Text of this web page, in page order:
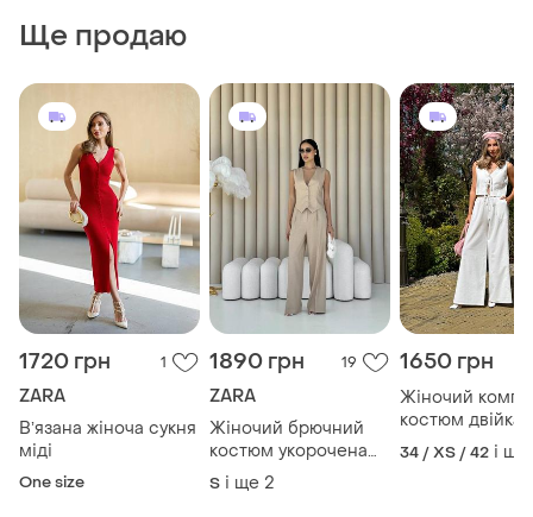
Ще продаю
1720 грн 1
ZARA
Вʼязана жіноча сукня
міді
One size
1890 грн 19
ZARA
Жіночий брючний
костюм укорочена
жилетка з
акцентними
S і ще 2
1650 грн
Жіночий
костюм двійка
льону в
34 / XS / 42 і ще